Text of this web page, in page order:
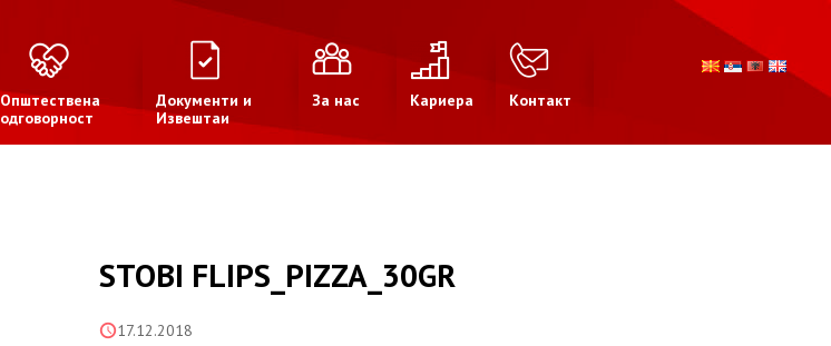
Општествена
одговорност
Документи и
Извештаи
За нас Кариера Контакт
STOBI FLIPS_PIZZA_30GR
17.12.2018